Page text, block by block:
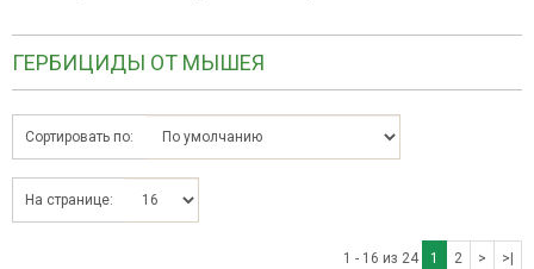
ГЕРБИЦИДЫ ОТ МЫШЕЯ
Сортировать по:
На странице:
1 - 16 из 24 1 2 > >|